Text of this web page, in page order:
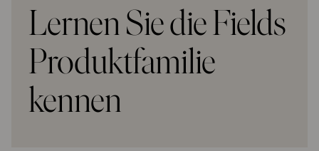
Lernen Sie die Fields
Produktfamilie
kennen